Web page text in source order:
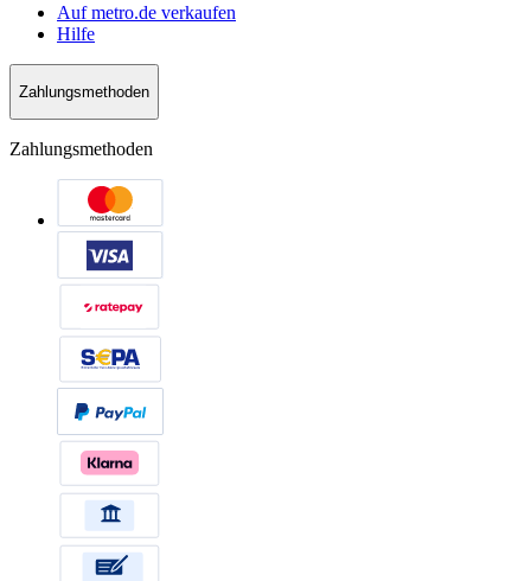
Auf metro.de verkaufen
Hilfe
Zahlungsmethoden
Zahlungsmethoden